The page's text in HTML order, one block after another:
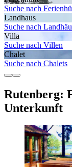
Suche nach
Landhaus
Suche nach
Villa
Suche nach Villen
Chalet
Suche nach Chalets
Rutenberg:
Unterkunft